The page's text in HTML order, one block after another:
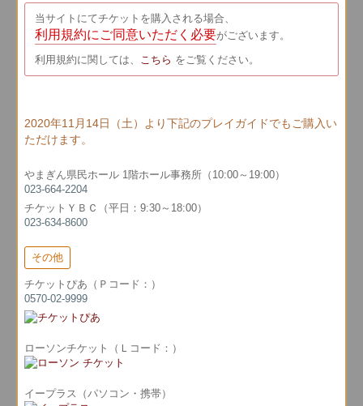
当サイトにてチケットを購入される場合、
利用規約にご同意いただく必要がございます。
利用規約に関しては、
こちら をご覧ください。
2020年11月14日（土）より下記のプレイガイドでもご購入い
ただけます。
やまぎん県民ホール 1階ホール事務所（10:00～19:00）
023-664-2204
チケットＹＢＣ（平日：9:30～18:00）
023-634-8600
その他
チケットぴあ（Ｐコード：）
0570-02-9999
ローソンチケット（Ｌコード：）
イープラス（パソコン・携帯）